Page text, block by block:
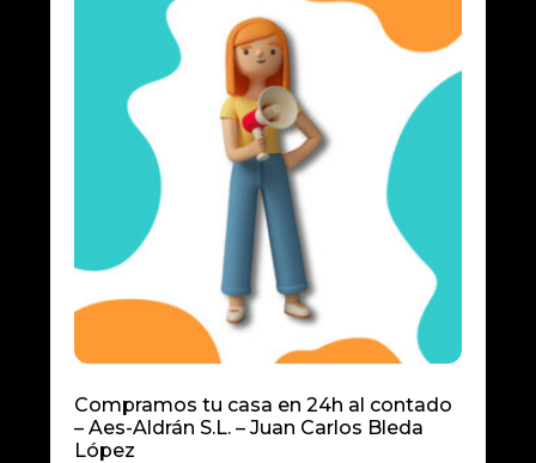
Compramos tu casa en 24h al contado
– Aes-Aldrán S.L. – Juan Carlos Bleda
López